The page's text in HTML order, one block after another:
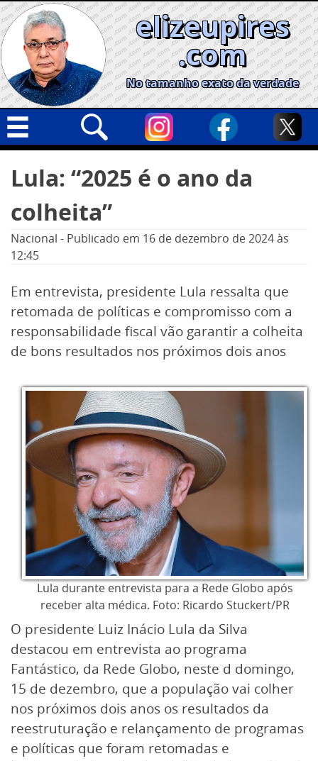
Skip
to
content
elizeupires
.com
No tamanho exato da verdade
Geral
Cidades
Política
Nacional
Opinião
Informe especial
por:
Lula: “2025 é o ano da
colheita”
Nacional - Publicado em 16 de dezembro de 2024às
12:45
Em entrevista, presidente Lula ressalta que
retomada de políticas e compromisso com a
responsabilidade fiscal vão garantir a colheita
de bons resultados nos próximos dois anos
Lula durante entrevista para a Rede Globo após
receber alta médica. Foto: Ricardo Stuckert/PR
O presidente Luiz Inácio Lula da Silva
destacou em entrevista ao programa
Fantástico, da Rede Globo, neste d domingo,
15 de dezembro, que a população vai colher
nos próximos dois anos os resultados da
reestruturação e relançamento de programas
e políticas que foram retomadas e